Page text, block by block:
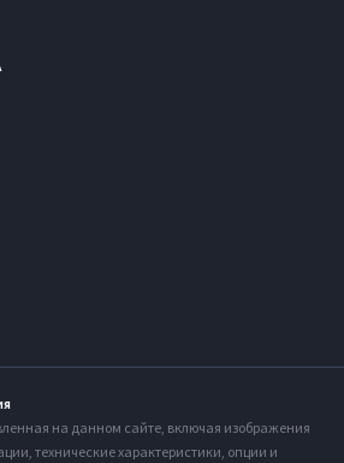
на данном сайте, включая изображения
технические характеристики, опции и